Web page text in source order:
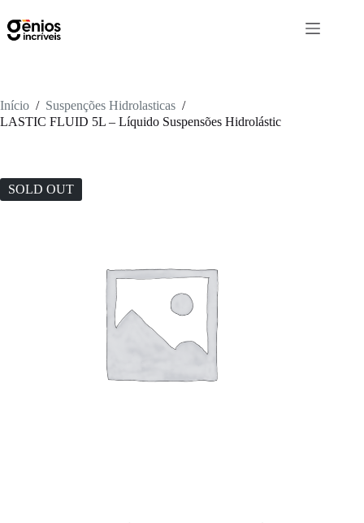
Início / Suspenções Hidrolasticas /
LASTIC FLUID 5L – Líquido Suspensões Hidrolástic
SOLD OUT